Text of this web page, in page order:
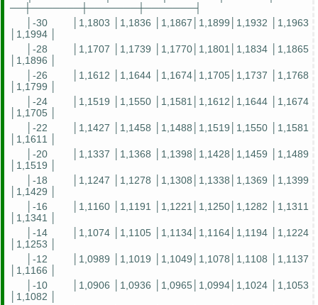
──┼───────┼───────┼───────┤
│-30
│1,1803 │1,1836 │1,1867│1,1899│1,1932 │1,1963
│1,1994 │
│-28
│1,1707 │1,1739 │1,1770│1,1801│1,1834 │1,1865
│1,1896 │
│-26
│1,1612 │1,1644 │1,1674│1,1705│1,1737 │1,1768
│1,1799 │
│-24
│1,1519 │1,1550 │1,1581│1,1612│1,1644 │1,1674
│1,1705 │
│-22
│1,1427 │1,1458 │1,1488│1,1519│1,1550 │1,1581
│1,1611 │
│-20
│1,1337 │1,1368 │1,1398│1,1428│1,1459 │1,1489
│1,1519 │
│-18
│1,1247 │1,1278 │1,1308│1,1338│1,1369 │1,1399
│1,1429 │
│-16
│1,1160 │1,1191 │1,1221│1,1250│1,1282 │1,1311
│1,1341 │
│-14
│1,1074 │1,1105 │1,1134│1,1164│1,1194 │1,1224
│1,1253 │
│-12
│1,0989 │1,1019 │1,1049│1,1078│1,1108 │1,1137
│1,1166 │
│-10
│1,0906 │1,0936 │1,0965│1,0994│1,1024 │1,1053
│1,1082 │